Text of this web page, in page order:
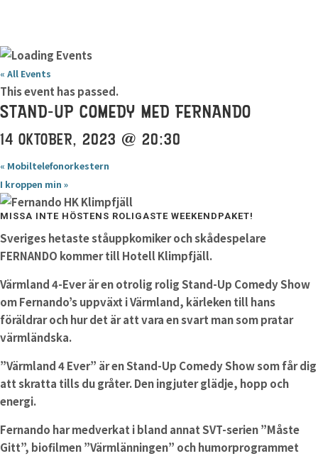
« All Events
This event has passed.
STAND-UP COMEDY MED FERNANDO
14 OKTOBER, 2023 @ 20:30
« Mobiltelefonorkestern
I kroppen min »
MISSA INTE HÖSTENS ROLIGASTE WEEKENDPAKET!
Sveriges hetaste ståuppkomiker och skådespelare
FERNANDO kommer till Hotell Klimpfjäll.
Värmland 4-Ever är en otrolig rolig Stand-Up Comedy Show
om Fernando’s uppväxt i Värmland, kärleken till hans
föräldrar och hur det är att vara en svart man som pratar
värmländska.
”Värmland 4 Ever” är en Stand-Up Comedy Show som får dig
att skratta tills du gråter. Den ingjuter glädje, hopp och
energi.
Fernando har medverkat i bland annat SVT-serien ”Måste
Gitt”, biofilmen ”Värmlänningen” och humorprogrammet